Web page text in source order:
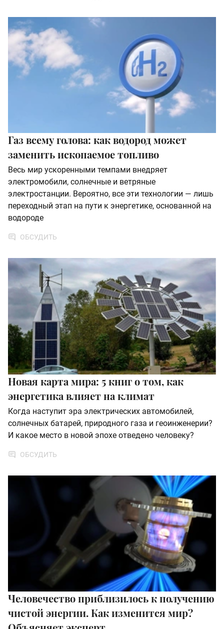
Газ всему голова: как водород может
заменить ископаемое топливо
Весь мир ускоренными темпами внедряет
электромобили, солнечные и ветряные
электростанции. Вероятно, все эти технологии — лишь
переходный этап на пути к энергетике, основанной на
водороде
ОБСУДИТЬ
Новая карта мира: 5 книг о том, как
энергетика влияет на климат
Когда наступит эра электрических автомобилей,
солнечных батарей, природного газа и геоинженерии?
И какое место в новой эпохе отведено человеку?
ОБСУДИТЬ
Человечество приблизилось к получению
чистой энергии. Как изменится мир?